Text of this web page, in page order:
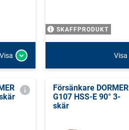
Visa
SKAFFPRODUKT
Visa
Försänkare DORMER
G107 HSS-E 90° 3-
skär